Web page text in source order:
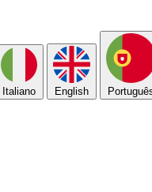
Italiano English